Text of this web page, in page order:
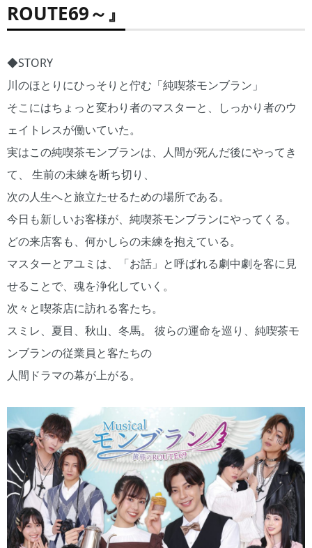
ROUTE69～』
◆STORY
川のほとりにひっそりと佇む「純喫茶モンブラン」
そこにはちょっと変わり者のマスターと、しっかり者のウ
ェイトレスが働いていた。
実はこの純喫茶モンブランは、人間が死んだ後にやってき
て、 生前の未練を断ち切り、
次の人生へと旅立たせるための場所である。
今日も新しいお客様が、純喫茶モンブランにやってくる。
どの来店客も、何かしらの未練を抱えている。
マスターとアユミは、「お話」と呼ばれる劇中劇を客に見
せることで、魂を浄化していく。
次々と喫茶店に訪れる客たち。
スミレ、夏目、秋山、冬馬。 彼らの運命を巡り、純喫茶モ
ンブランの従業員と客たちの
人間ドラマの幕が上がる。